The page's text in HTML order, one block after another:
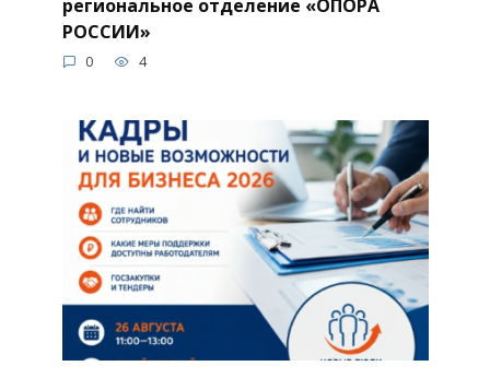
региональное отделение «ОПОРА
РОССИИ»
0 4